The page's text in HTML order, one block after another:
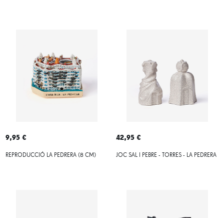
9,95 €
REPRODUCCIÓ LA PEDRERA (8 CM)
42,95 €
JOC SAL I PEBRE - TORRES - LA PEDRERA